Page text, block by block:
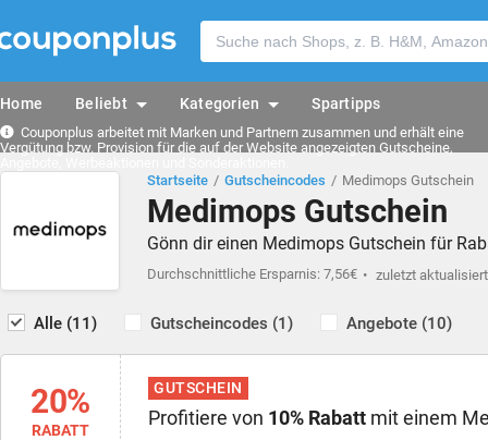
Home Beliebt Kategorien Spartipps
Couponplus arbeitet mit Marken und Partnern zusammen und erhält eine
Vergütung bzw. Provision für die auf der Website angezeigten Gutscheine,
Startseite
Gutscheincodes Medimops Gutschein
Medimops Gutschein
Gönn dir einen Medimops Gutschein für
Durchschnittliche Ersparnis: 7,56€ zuletzt
Alle (11) Gutscheincodes (1) Angebote (10)
20%
RABATT
Profitiere von 10% Rabatt mit einem
GUTSCHEIN